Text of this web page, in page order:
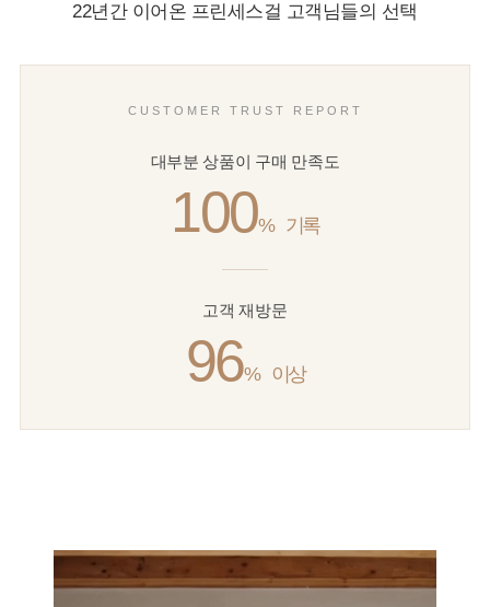
22년간 이어온 프린세스걸 고객님들의 선택
CUSTOMER TRUST REPORT
대부분 상품이 구매 만족도
100% 기록
고객 재방문
96% 이상